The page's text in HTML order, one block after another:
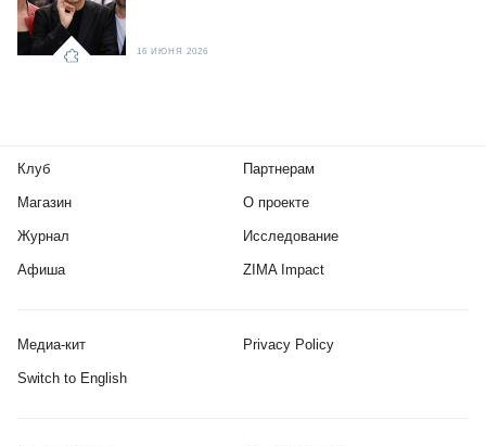
16 ИЮНЯ 2026
Клуб
Магазин
Журнал
Афиша
Партнерам
О проекте
Исследование
ZIMA Impact
Медиа-кит Privacy Policy
Switch to English